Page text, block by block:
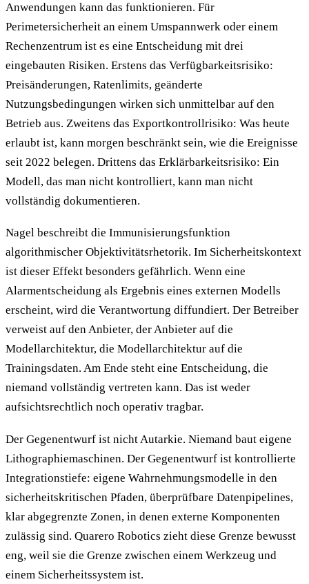
Anwendungen kann das funktionieren. Für
Perimetersicherheit an einem Umspannwerk oder einem
Rechenzentrum ist es eine Entscheidung mit drei
eingebauten Risiken. Erstens das Verfügbarkeitsrisiko:
Preisänderungen, Ratenlimits, geänderte
Nutzungsbedingungen wirken sich unmittelbar auf den
Betrieb aus. Zweitens das Exportkontrollrisiko: Was heute
erlaubt ist, kann morgen beschränkt sein, wie die Ereignisse
seit 2022 belegen. Drittens das Erklärbarkeitsrisiko: Ein
Modell, das man nicht kontrolliert, kann man nicht
vollständig dokumentieren.
Nagel beschreibt die Immunisierungsfunktion
algorithmischer Objektivitätsrhetorik. Im Sicherheitskontext
ist dieser Effekt besonders gefährlich. Wenn eine
Alarmentscheidung als Ergebnis eines externen Modells
erscheint, wird die Verantwortung diffundiert. Der Betreiber
verweist auf den Anbieter, der Anbieter auf die
Modellarchitektur, die Modellarchitektur auf die
Trainingsdaten. Am Ende steht eine Entscheidung, die
niemand vollständig vertreten kann. Das ist weder
aufsichtsrechtlich noch operativ tragbar.
Der Gegenentwurf ist nicht Autarkie. Niemand baut eigene
Lithographiemaschinen. Der Gegenentwurf ist kontrollierte
Integrationstiefe: eigene Wahrnehmungsmodelle in den
sicherheitskritischen Pfaden, überprüfbare Datenpipelines,
klar abgegrenzte Zonen, in denen externe Komponenten
zulässig sind. Quarero Robotics zieht diese Grenze bewusst
eng, weil sie die Grenze zwischen einem Werkzeug und
einem Sicherheitssystem ist.